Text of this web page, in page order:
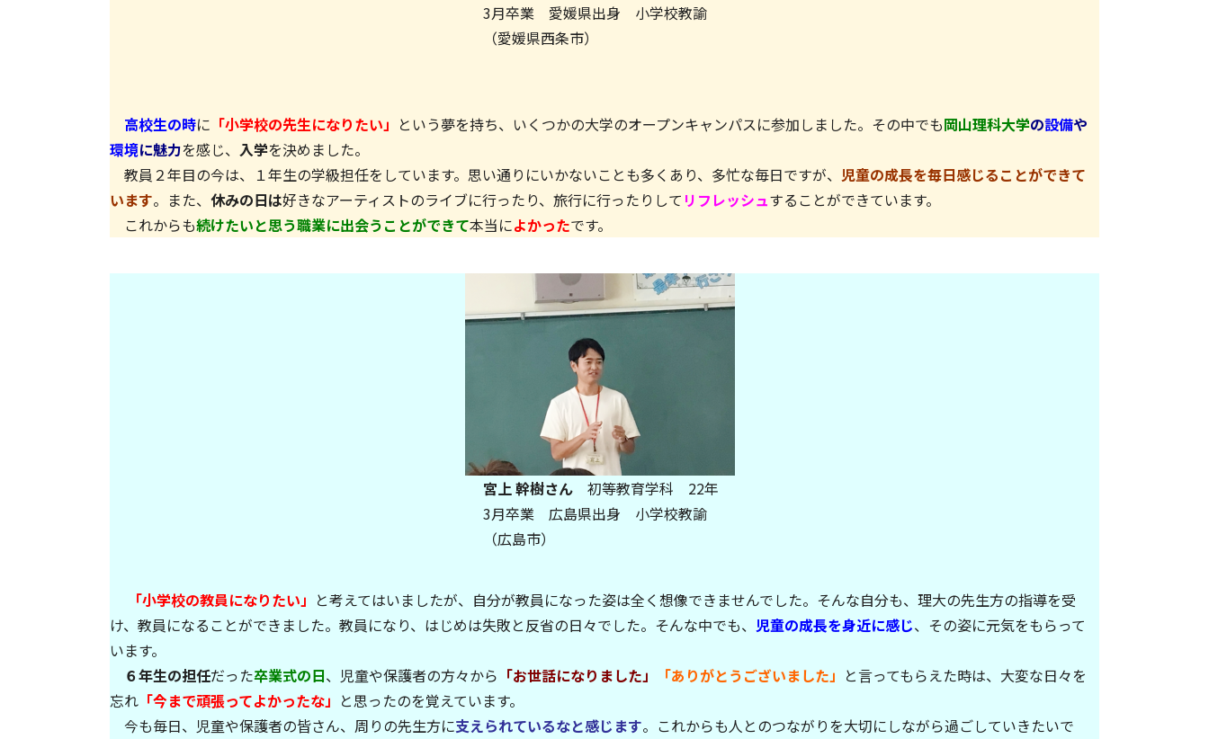
3月卒業 愛媛県出身 小学校教諭
（愛媛県西条市）
高校生の時に 「小学校の先生になりたい」 という夢を持ち、 いくつかの大学のオープンキャンパスに参加しました。 その中でも岡山理科大学の設備や
環境に魅力を感じ、 入学を決めました。
教員２年目の今は、１年生の学級担任をしています。 思い通りにいかないことも多くあり、多忙な毎日ですが、 児童の成長を毎日感じることができて
います。また、 休みの日は好きなアーティストのライブに行ったり、 旅行に行ったりして リフレッシュすることができています。
これからも続けたいと思う職業に出会うことができて本当によかったです。
宮上 幹樹さん 初等教育学科 22年
3月卒業 広島県出身 小学校教諭
（広島市）
「小学校の教員になりたい」 と考えてはいましたが、自分が教員になった姿は全く想像できませんでした。そんな自分も、理大の先生方の指導を受
け、教員になることができました。教員になり、はじめは失敗と反省の日々でした。そんな中でも、 児童の成長を身近に感じ、その姿に元気をもらって
います。
６年生の担任だった卒業式の日、児童や保護者の方々から 「お世話になりました」 「ありがとうございました」 と言ってもらえた時は、大変な日々を
忘れ 「今まで頑張ってよかったな」 と思ったのを覚えています。
今も毎日、児童や保護者の皆さん、周りの先生方に支えられているなと感じます。これからも人とのつながりを大切にしながら過ごしていきたいで